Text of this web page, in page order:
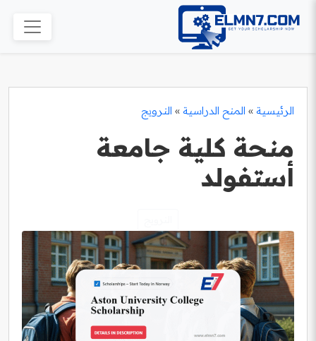
الرئيسية » المنح الدراسية » النرويج
منحة كلية جامعة
أستفولد